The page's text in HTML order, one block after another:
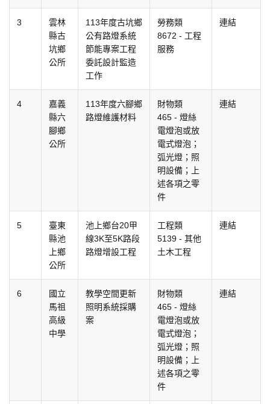
3
雲林
縣古
坑鄉
公所
113年度古坑鄉
公有路燈系統
節能專案工程
委託設計監造
工作
勞務類
8672 - 工程
服務
連結
4
嘉義
縣六
腳鄉
公所
113年度六腳鄉
路燈維護材料
財物類
465 - 燈絲
電燈泡或放
電式燈泡；
弧光燈；照
明設備；上
述各項之零
件
連結
5
臺東
縣池
上鄉
公所
池上鄉台20甲
線3K至5K路段
路燈增設工程
工程類
5139 - 其他
土木工程
連結
6
國立
馬祖
高級
中學
教學空間更新
照明系統採購
案
財物類
465 - 燈絲
電燈泡或放
電式燈泡；
弧光燈；照
明設備；上
述各項之零
件
連結